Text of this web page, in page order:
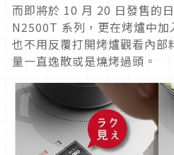
而即將於 10 月 20 日發售的
N2500T 系列，更在烤爐中
也不用反覆打開烤爐觀看內部
量一直逸散或是燒烤過頭。